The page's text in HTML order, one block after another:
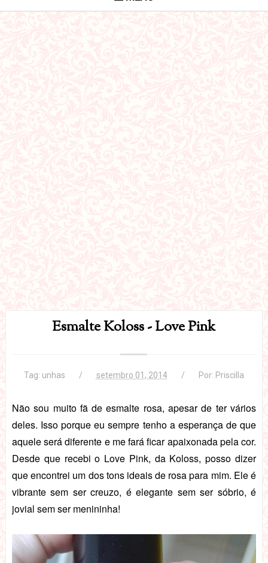
Esmalte Koloss - Love Pink
Tag: unhas setembro 01, 2014 Por: Priscilla
Não sou muito fã de esmalte rosa, apesar de ter vários
deles. Isso porque eu sempre tenho a esperança de que
aquele será diferente e me fará ficar apaixonada pela cor.
Desde que recebi o Love Pink, da Koloss, posso dizer
que encontrei um dos tons ideais de rosa para mim. Ele é
vibrante sem ser creuzo, é elegante sem ser sóbrio, é
jovial sem ser menininha!